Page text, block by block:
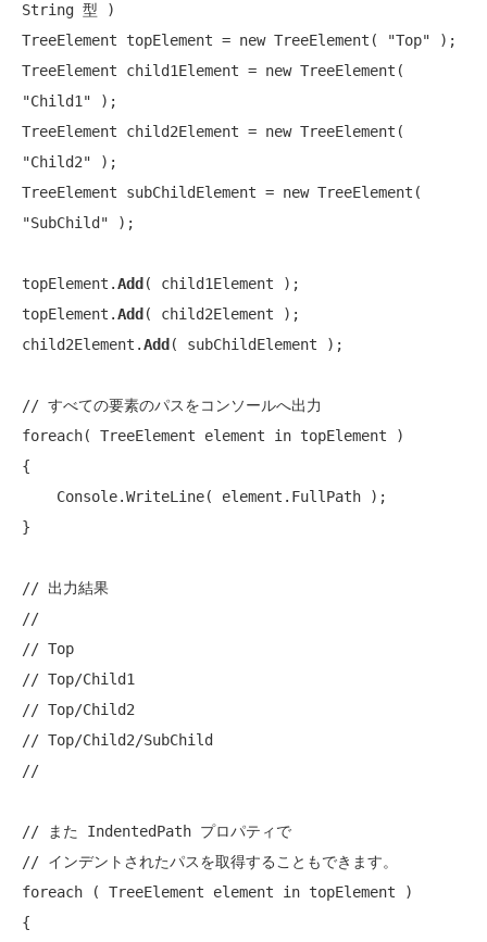
String 型 )
TreeElement topElement = new TreeElement( "Top" );
TreeElement child1Element = new
"Child1" );
TreeElement child2Element = new
"Child2" );
TreeElement subChildElement = new
"SubChild" );
topElement.Add ( child1Element );
topElement.Add ( child2Element );
child2Element.Add ( subChildElement );
// すべての要素のパスをコンソールへ出力
foreach( TreeElement element in topElement )
{
}
// 出力結果
//
// Top
// Top/Child1
// Top/Child2
// Top/Child2/SubChild
//
// また IndentedPath プロパティで
// インデントされたパスを取得することもできます。
foreach ( TreeElement element in topElement )
{